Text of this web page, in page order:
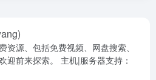
资源、包括免费视频、网盘搜索、
迎前来探索。 主机|服务器支持：